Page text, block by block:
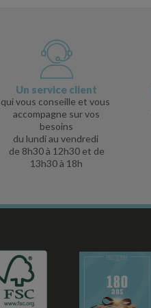
Un service client
qui vous conseille et vous
accompagne sur vos
besoins
du lundi au vendredi
de 8h30 à 12h30 et de
13h30 à 18h